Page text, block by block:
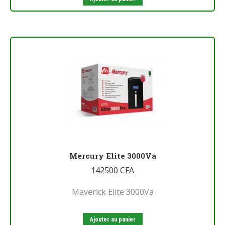
Mercury Elite 3000Va
142500 CFA
Maverick Elite 3000Va
Ajouter au panier